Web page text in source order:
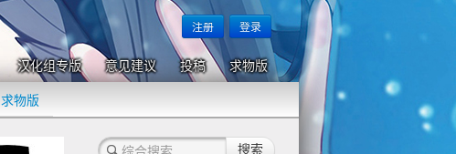
注册 登录
汉化组专版 意见建议 投稿 求物版
求物版